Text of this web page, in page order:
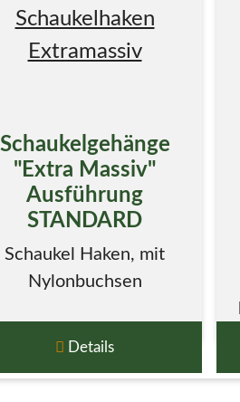
Schaukelgehänge
"Extra Massiv"
Ausführung
STANDARD
Schaukel Haken, mit
Nylonbuchsen
Details